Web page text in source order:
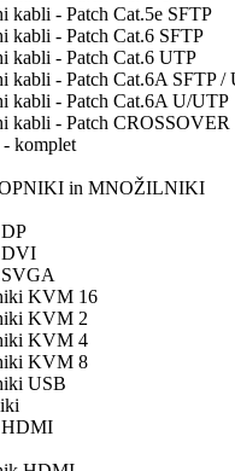
kabli - Patch Cat.5e SFTP
kabli - Patch Cat.6 SFTP
kabli - Patch Cat.6 UTP
kabli - Patch Cat.6A SFTP /
kabli - Patch Cat.6A U/UTP
kabli - Patch CROSSOVER
komplet
in MNOŽILNIKI
KVM 16
KVM 2
KVM 4
KVM 8
USB